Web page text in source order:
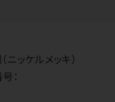
ッケルメッキ）
：